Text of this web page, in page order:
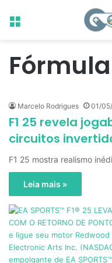
Menu
Fórmula
Marcelo Rodrigues 01/
F1 25 revela
circuitos
F1 25 mostra realismo
Leia mais »